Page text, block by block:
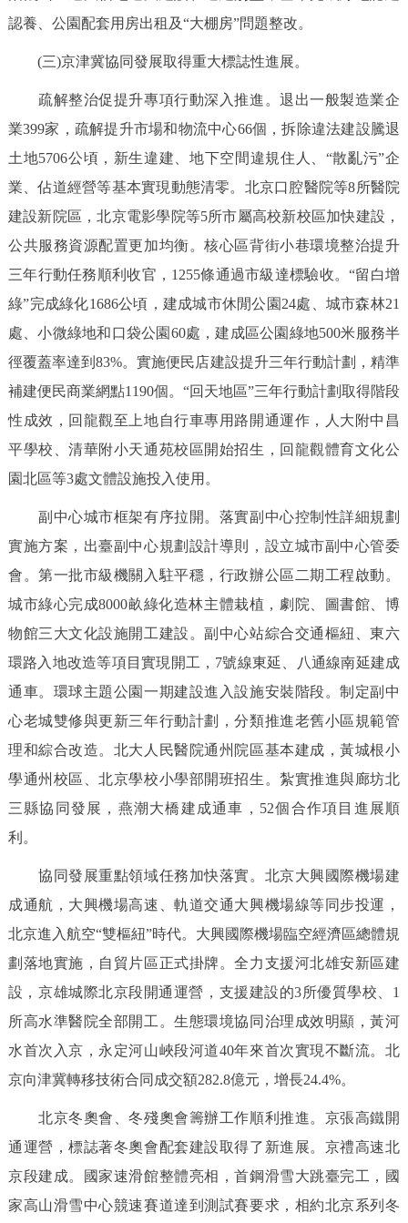
認養、公園配套用房出租及“大棚房”問題整改。
(三)京津冀協同發展取得重大標誌性進展。
疏解整治促提升專項行動深入推進。退出一般製造業企
業399家，疏解提升市場和物流中心66個，拆除違法建設騰退
土地5706公頃，新生違建、地下空間違規住人、“散亂污”企
業、佔道經營等基本實現動態清零。北京口腔醫院等8所醫院
建設新院區，北京電影學院等5所市屬高校新校區加快建設，
公共服務資源配置更加均衡。核心區背街小巷環境整治提升
三年行動任務順利收官，1255條通過市級達標驗收。“留白增
綠”完成綠化1686公頃，建成城市休閒公園24處、城市森林21
處、小微綠地和口袋公園60處，建成區公園綠地500米服務半
徑覆蓋率達到83%。實施便民店建設提升三年行動計劃，精準
補建便民商業網點1190個。“回天地區”三年行動計劃取得階段
性成效，回龍觀至上地自行車專用路開通運作，人大附中昌
平學校、清華附小天通苑校區開始招生，回龍觀體育文化公
園北區等3處文體設施投入使用。
副中心城市框架有序拉開。落實副中心控制性詳細規劃
實施方案，出臺副中心規劃設計導則，設立城市副中心管委
會。第一批市級機關入駐平穩，行政辦公區二期工程啟動。
城市綠心完成8000畝綠化造林主體栽植，劇院、圖書館、博
物館三大文化設施開工建設。副中心站綜合交通樞紐、東六
環路入地改造等項目實現開工，7號線東延、八通線南延建成
通車。環球主題公園一期建設進入設施安裝階段。制定副中
心老城雙修與更新三年行動計劃，分類推進老舊小區規範管
理和綜合改造。北大人民醫院通州院區基本建成，黃城根小
學通州校區、北京學校小學部開班招生。紮實推進與廊坊北
三縣協同發展，燕潮大橋建成通車，52個合作項目進展順
利。
協同發展重點領域任務加快落實。北京大興國際機場建
成通航，大興機場高速、軌道交通大興機場線等同步投運，
北京進入航空“雙樞紐”時代。大興國際機場臨空經濟區總體規
劃落地實施，自貿片區正式掛牌。全力支援河北雄安新區建
設，京雄城際北京段開通運營，支援建設的3所優質學校、1
所高水準醫院全部開工。生態環境協同治理成效明顯，黃河
水首次入京，永定河山峽段河道40年來首次實現不斷流。北
京向津冀轉移技術合同成交額282.8億元，增長24.4%。
北京冬奧會、冬殘奧會籌辦工作順利推進。京張高鐵開
通運營，標誌著冬奧會配套建設取得了新進展。京禮高速北
京段建成。國家速滑館整體亮相，首鋼滑雪大跳臺完工，國
家高山滑雪中心競速賽道達到測試賽要求，相約北京系列冬